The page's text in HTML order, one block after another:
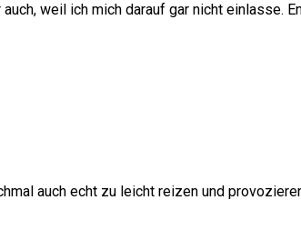
weil ich mich darauf gar nicht einlasse.
auch echt zu leicht reizen und